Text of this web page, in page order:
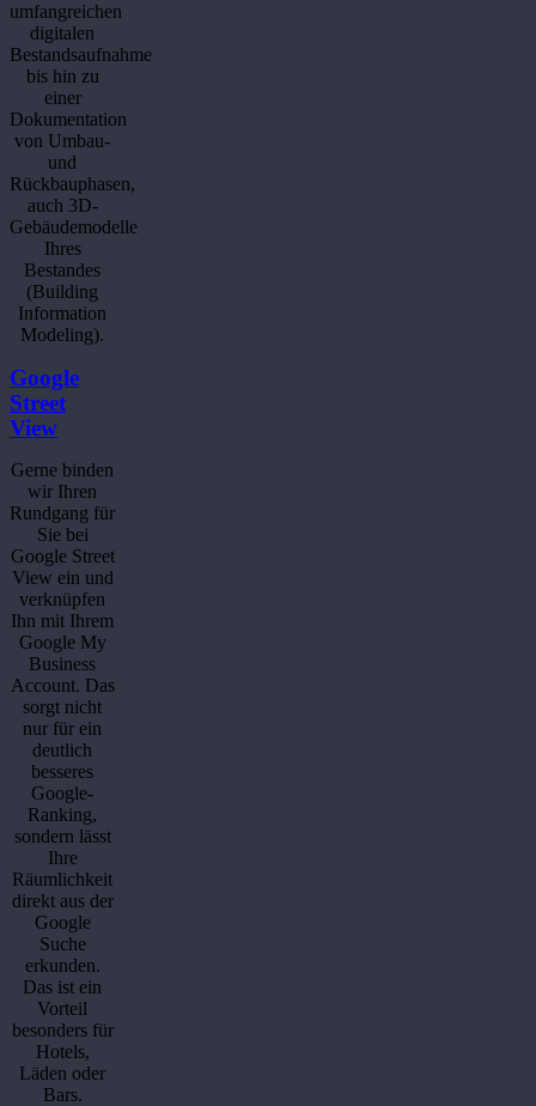
umfangreichen
digitalen
Bestandsaufnahme
bis hin zu
einer
Dokumentation
von Umbau-
und
Rückbauphasen,
auch 3D-
Gebäudemodelle
Ihres
Bestandes
(Building
Information
Modeling).
Google
Street
View
Gerne binden
wir Ihren
Rundgang für
Sie bei
Google Street
View ein und
verknüpfen
Ihn mit Ihrem
Google My
Business
Account. Das
sorgt nicht
nur für ein
deutlich
besseres
Google-
Ranking,
sondern lässt
Ihre
Räumlichkeit
direkt aus der
Google
Suche
erkunden.
Das ist ein
Vorteil
besonders für
Hotels,
Läden oder
Bars.